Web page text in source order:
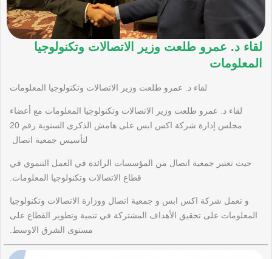
لقاء د. عمرو طلعت وزير الاتصالات وتكنولوجيا
المعلومات
لقاء د. عمرو طلعت وزير الاتصالات وتكنولوجيا المعلومات
لقاء د. عمرو طلعت وزير الاتصالات وتكنولوجيا المعلومات مع أعضاء
مجلس إدارة شركة اكس ابس على هامش الذكرى السنوية رقم 20
لتأسيس جمعية اتصال
حيث تعتبر جمعية اتصال من المؤسسات الرائدة في العمل التنموي في
قطاع الاتصالات وتكنولوجيا المعلومات.
و تعمل شركة اكس ابس و جمعية اتصال ووزارة الاتصالات وتكنولوجيا
المعلومات على تحقيق الأهداف المشتركة في تنمية وتطوير القطاع على
مستوى الشرق الاوسط.